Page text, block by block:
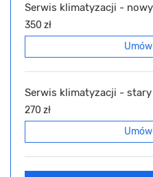
Serwis klimatyzacji -
350 zł
Serwis klimatyzacji - stary
270 zł